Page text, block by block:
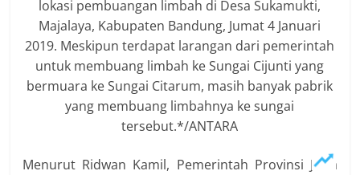
Menurut Ridwan Kamil, Pemerintah Provinsi Jawa